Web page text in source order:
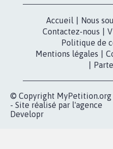
Accueil Nous
Contactez-nous
Politique de
Mentions légales
© Copyright MyPetition.org
- Site réalisé par l'agence
Developr